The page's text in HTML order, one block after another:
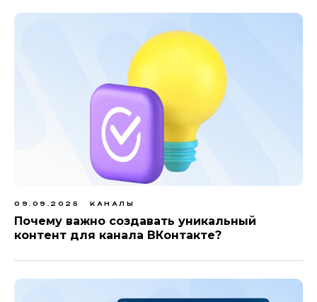
09.09.2025 КАНАЛЫ
Почему важно создавать уникальный
контент для канала ВКонтакте?